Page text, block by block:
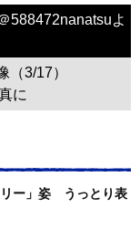
588472nanatsuよ
（3/17）
に
リー」姿 うっとり表